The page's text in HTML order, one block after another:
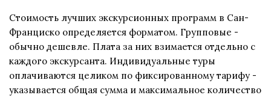
Стоимость лучших экскурсионных программ в Сан-
Франциско определяется форматом. Групповые -
обычно дешевле. Плата за них взимается отдельно с
каждого экскурсанта. Индивидуальные туры
оплачиваются целиком по фиксированному тарифу -
указывается общая сумма и максимальное количество